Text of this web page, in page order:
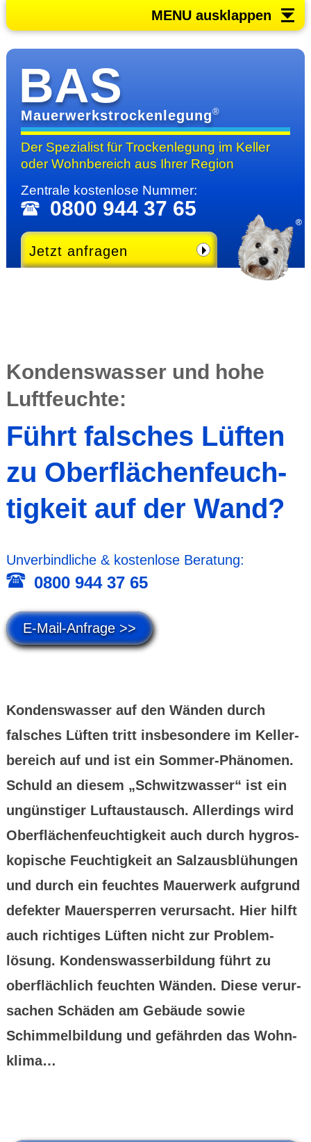
MENU ausklappen
BAS
Mauerwerkstrockenlegung®
Der Spezialist für Trocken­legung im Keller
oder Wohn­bereichaus Ihrer Region
Zentrale kosten­lose Nummer:
0800 944 37 65
Jetzt anfragen
Kondens­wasser und hohe
Luftfeuchte:
Führt falsches Lüften
zu Ober­flächen­feuch­
tigkeit auf der Wand?
Unver­bind­liche & kosten­lose Beratung:
0800 944 37 65
E-Mail-Anfrage >>
Kondens­wasser auf den Wänden durch
falsches Lüften tritt ins­beson­dere im Keller­
bereich auf und ist ein Sommer-Phänomen.
Schuld an diesem „Schwitz­wasser“ ist ein
ungüns­tiger Luft­aus­tausch. Allerdings wird
Oberflächenfeuchtigkeit auch durch hygros­
kopische Feuchtigkeit an Salz­aus­blühungen
und durch ein feuch­tes Mauer­werk auf­grund
defekter Mauersperren verur­sacht. Hier hilft
auch richtiges Lüften nicht zur Problem­
lösung. Kondens­wasser­bildung führt zu
ober­fläch­lich feuchten Wänden. Diese verur­
sachen Schäden am Gebäude sowie
Schimmel­bildung und gefährden das Wohn­
klima…